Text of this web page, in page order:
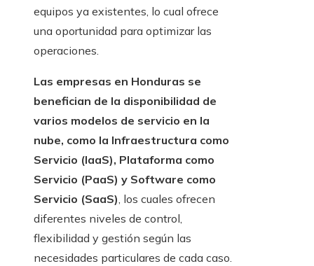
equipos ya existentes, lo cual ofrece
una oportunidad para optimizar las
operaciones.
Las empresas en Honduras se
benefician de la disponibilidad de
varios modelos de servicio en la
nube, como la Infraestructura como
Servicio (IaaS), Plataforma como
Servicio (PaaS) y Software como
Servicio (SaaS), los cuales ofrecen
diferentes niveles de control,
flexibilidad y gestión según las
necesidades particulares de cada caso.